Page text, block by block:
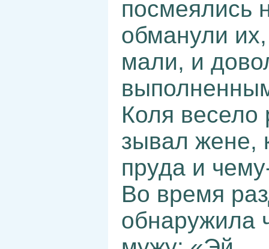
посмеялись
обманули
мали, и
Коля весело
зывал жене,
пруда и
Во время
обнаружила